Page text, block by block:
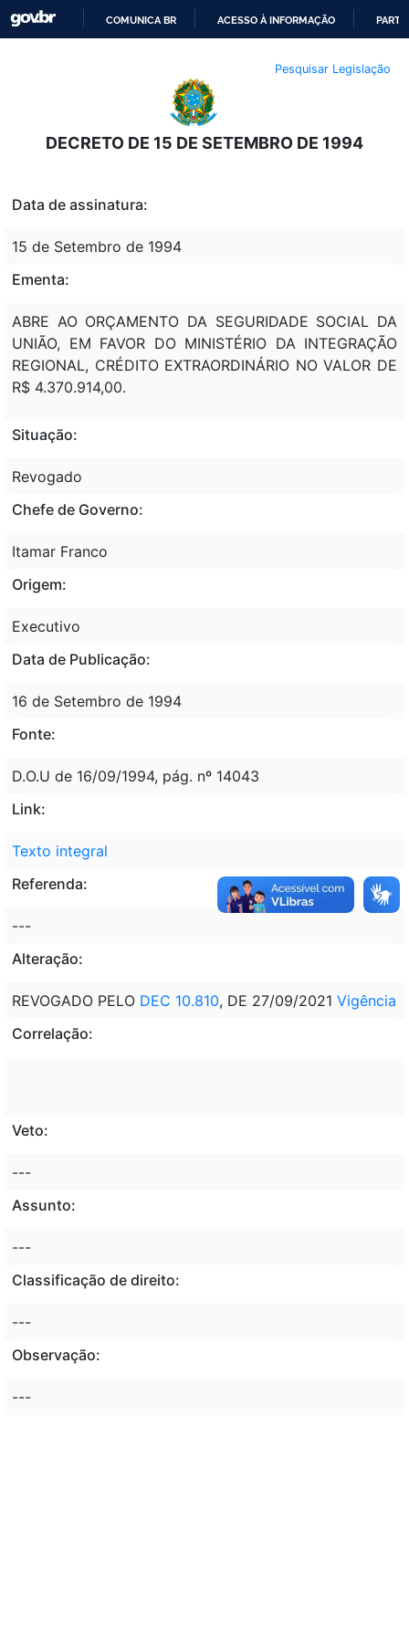
O
CONTEÚDO
COMUNICA BR ACESSO À INFORMAÇÃO
Pesquisar Legislação
DECRETO DE 15 DE SETEMBRO DE 1994
Data de assinatura:
15 de Setembro de 1994
Ementa:
ABRE AO ORÇAMENTO DA SEGURIDADE SOCIAL DA
UNIÃO, EM FAVOR DO MINISTÉRIO DA INTEGRAÇÃO
REGIONAL, CRÉDITO EXTRAORDINÁRIO NO VALOR DE
R$ 4.370.914,00.
Situação:
Revogado
Chefe de Governo:
Itamar Franco
Origem:
Executivo
Data de Publicação:
16 de Setembro de 1994
Fonte:
D.O.U de 16/09/1994, pág. nº 14043
Link:
Texto integral
Referenda:
---
Alteração:
REVOGADO PELO DEC 10.810, DE 27/09/2021 Vigência
Correlação:
Veto:
---
Assunto:
---
Classificação de direito:
---
Observação:
---